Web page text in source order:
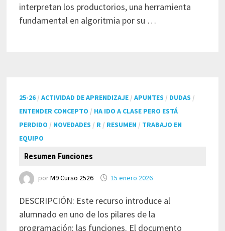
interpretan los productorios, una herramienta
fundamental en algoritmia por su …
25-26 /ACTIVIDAD DE APRENDIZAJE /APUNTES / DUDAS /
ENTENDER CONCEPTO / HA IDO A CLASE PERO ESTÁ
PERDIDO / NOVEDADES / R / RESUMEN / TRABAJO EN
EQUIPO
Resumen Funciones
porM9 Curso 2526 15 enero 2026
DESCRIPCIÓN: Este recurso introduce al
alumnado en uno de los pilares de la
programación: las funciones. El documento